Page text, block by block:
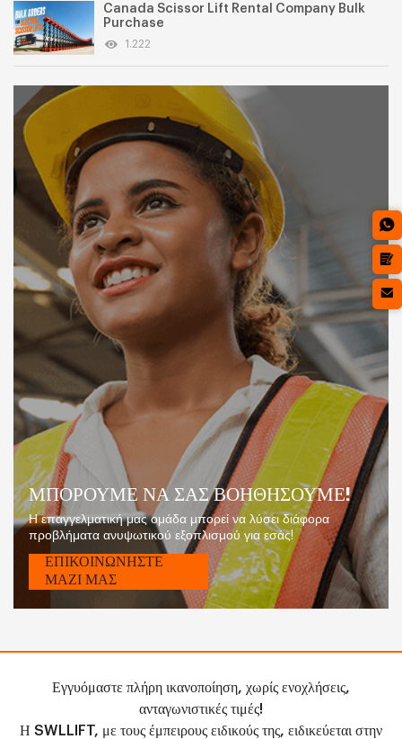
Canada Scissor Lift Rental Company Bulk
Purchase
1.222
ΜΠΟΡΟΥΜΕ ΝΑ ΣΑΣ ΒΟΗΘΗΣΟΥΜΕ!
Η επαγγελματική μας ομάδα μπορεί να λύσει διάφορα
προβλήματα ανυψωτικού εξοπλισμού για εσάς!
ΕΠΙΚΟΙΝΩΝΗΣΤΕ
ΜΑΖΙ ΜΑΣ
Εγγυόμαστε πλήρη ικανοποίηση, χωρίς ενοχλήσεις,
ανταγωνιστικές τιμές!
Η SWLLIFT, με τους έμπειρους ειδικούς της, ειδικεύεται στην